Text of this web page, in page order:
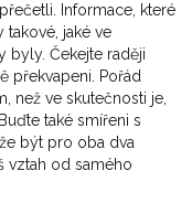
Informace, které
takové, jaké ve
byly. Čekejte raději
překvapeni. Pořád
než ve skutečnosti je,
také smířeni s
být pro oba dva
vztah od samého